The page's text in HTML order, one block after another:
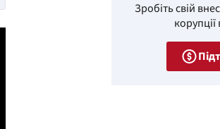
Зробіть свій
корупції